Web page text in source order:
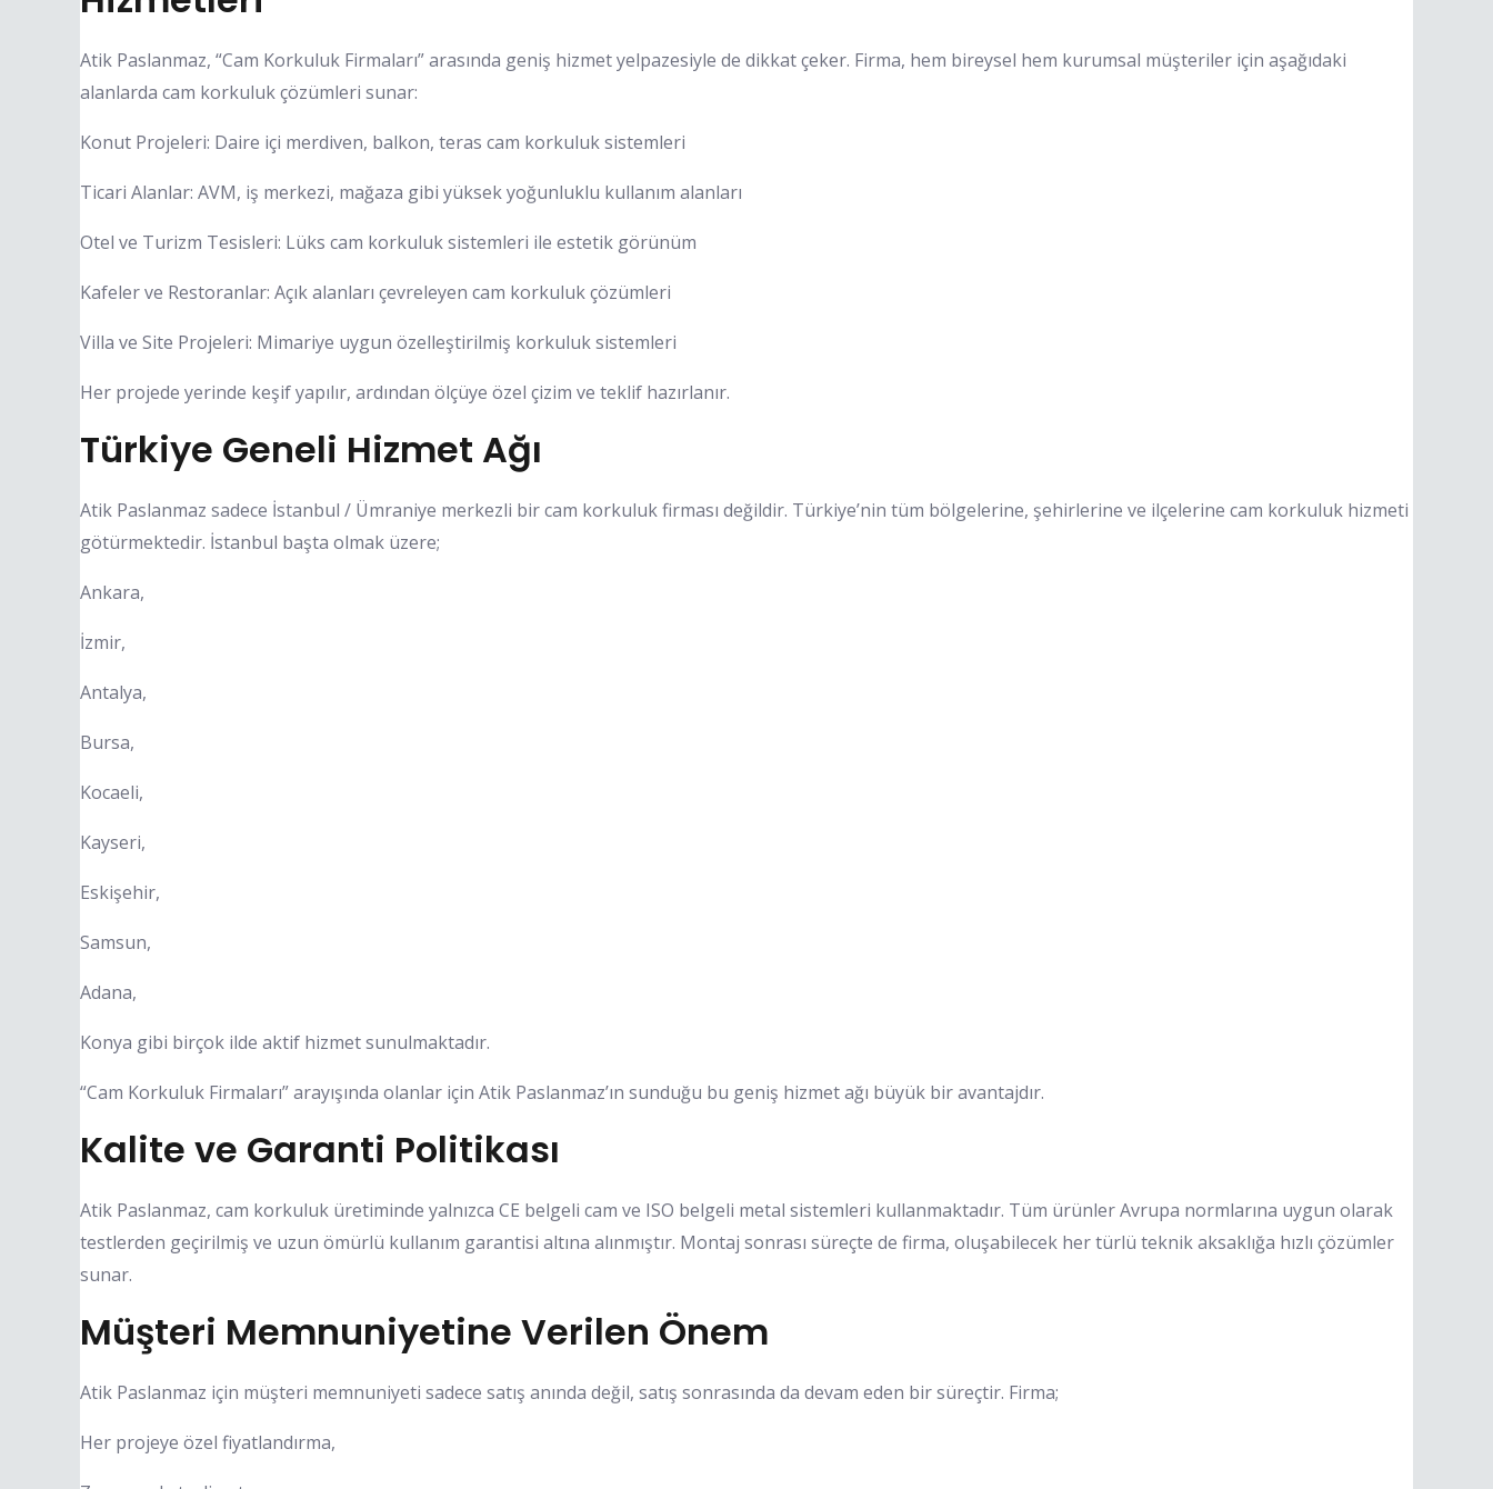
Atik Paslanmaz, “Cam Korkuluk Firmaları” arasında geniş hizmet yelpazesiyle de dikkat çeker. Firma, hem bireysel hem kurumsal müşteriler için aşağıdaki
alanlarda cam korkuluk çözümleri sunar:
Konut Projeleri: Daire içi merdiven, balkon, teras cam korkuluk sistemleri
Ticari Alanlar: AVM, iş merkezi, mağaza gibi yüksek yoğunluklu kullanım alanları
Otel ve Turizm Tesisleri: Lüks cam korkuluk sistemleri ile estetik görünüm
Kafeler ve Restoranlar: Açık alanları çevreleyen cam korkuluk çözümleri
Villa ve Site Projeleri: Mimariye uygun özelleştirilmiş korkuluk sistemleri
Her projede yerinde keşif yapılır, ardından ölçüye özel çizim ve teklif hazırlanır.
Türkiye Geneli Hizmet Ağı
Atik Paslanmaz sadece İstanbul / Ümraniye merkezli bir cam korkuluk firması değildir. Türkiye’nin tüm bölgelerine, şehirlerine ve ilçelerine cam korkuluk hizmeti
götürmektedir. İstanbul başta olmak üzere;
Ankara,
İzmir,
Antalya,
Bursa,
Kocaeli,
Kayseri,
Eskişehir,
Samsun,
Adana,
Konya gibi birçok ilde aktif hizmet sunulmaktadır.
“Cam Korkuluk Firmaları” arayışında olanlar için Atik Paslanmaz’ın sunduğu bu geniş hizmet ağı büyük bir avantajdır.
Kalite ve Garanti Politikası
Atik Paslanmaz, cam korkuluk üretiminde yalnızca CE belgeli cam ve ISO belgeli metal sistemleri kullanmaktadır. Tüm ürünler Avrupa normlarına uygun olarak
testlerden geçirilmiş ve uzun ömürlü kullanım garantisi altına alınmıştır. Montaj sonrası süreçte de firma, oluşabilecek her türlü teknik aksaklığa hızlı çözümler
sunar.
Müşteri Memnuniyetine Verilen Önem
Atik Paslanmaz için müşteri memnuniyeti sadece satış anında değil, satış sonrasında da devam eden bir süreçtir. Firma;
Her projeye özel fiyatlandırma,